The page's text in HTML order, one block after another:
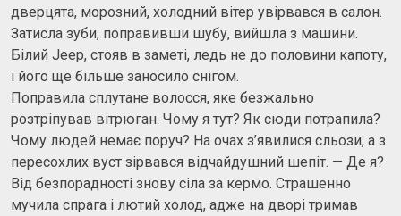
дверцята, морозний, холодний вітер увірвався в салон.
Затисла зуби, поправивши шубу, вийшла з машини.
Білий Jeep, стояв в заметі, ледь не до половини капоту,
і його ще більше заносило снігом.
Поправила сплутане волосся, яке безжально
розтріпував вітрюган. Чому я тут? Як сюди потрапила?
Чому людей немає поруч? На очах з’явилися сльози, а з
пересохлих вуст зірвався відчайдушний шепіт. — Де я?
Від безпорадності знову сіла за кермо. Страшенно
мучила спрага і лютий холод, адже на дворі тримав